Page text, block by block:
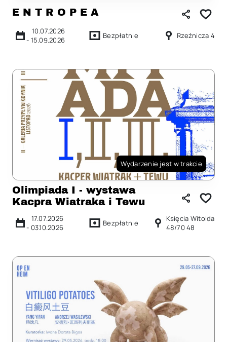
E N T R O P E A
10.07.2026
- 15.09.2026 Bezpłatnie Rzeźnicza 4
Wydarzenie jest w trakcie
Olimpiada I - wystawa
Kacpra Wiatraka i Tewu
17.07.2026
- 03.10.2026 Bezpłatnie
Księcia Witolda
48/70 48